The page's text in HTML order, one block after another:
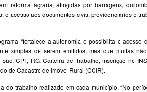
reforma agrária, atingidas por barragens,
o acesso aos documentos civis, previdenciários e
“fortalece a autonomia e possibilita o acesso
simples de serem emitidos, mas que muitas
CPF, RG, Carteira de Trabalho, inscrição no
de Cadastro de Imóvel Rural (CCIR).
do trabalho realizado em cada município. “No